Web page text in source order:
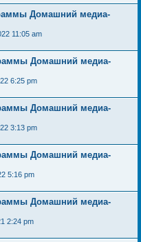
Домашний медиа-
11:05 am
Домашний медиа-
6:25 pm
Домашний медиа-
3:13 pm
Домашний медиа-
5:16 pm
Домашний медиа-
2:24 pm